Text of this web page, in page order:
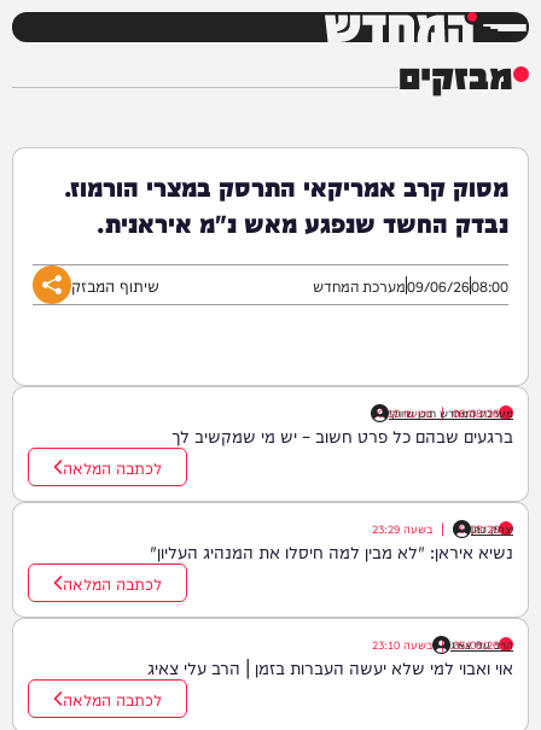
המחדש
מבזקים
מסוק קרב אמריקאי התרסק במצרי הורמוז.
נבדק החשד שנפגע מאש נ"מ איראנית.
08:00
09/06/26מערכת המחדש שיתוף המבזק
מערכת המחדש תוכן שיווקי
06/08/26
| בשעה00:10
ברגעים שבהם כל פרט חשוב – יש מי שמקשיב לך
לכתבה המלאה
יצחק כהן
05/08/26
| בשעה 23:29
נשיא איראן: "לא מבין למה חיסלו את המנהיג העליון"
לכתבה המלאה
הרב עלי צאיג
05/08/26
| בשעה 23:10
אוי ואבוי למי שלא יעשה העברות בזמן | הרב עלי צאיג
לכתבה המלאה